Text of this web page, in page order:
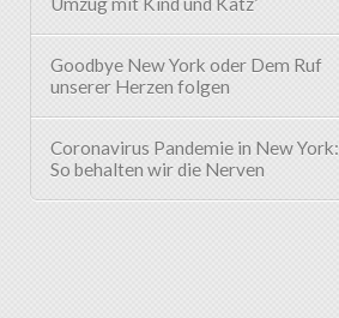
Goodbye New York oder Dem Ruf
unserer Herzen folgen
Coronavirus Pandemie in New York:
So behalten wir die Nerven